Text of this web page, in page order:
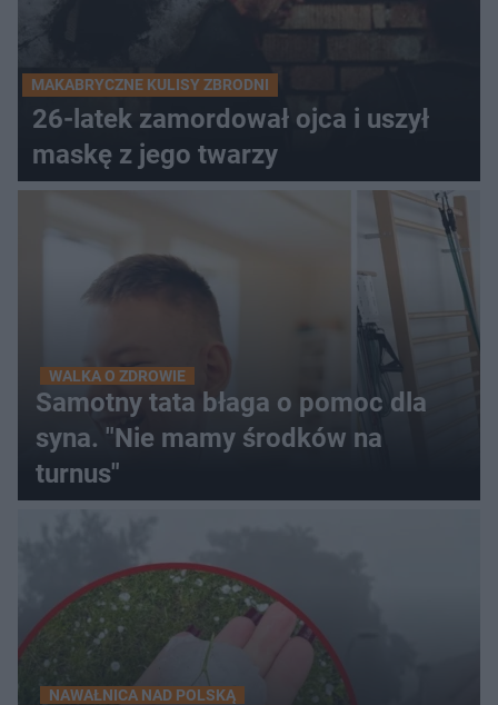
MAKABRYCZNE KULISY ZBRODNI
26-latek zamordował ojca i uszył
maskę z jego twarzy
WALKA O ZDROWIE
Samotny tata błaga o pomoc dla
syna. "Nie mamy środków na
turnus"
NAWAŁNICA NAD POLSKĄ